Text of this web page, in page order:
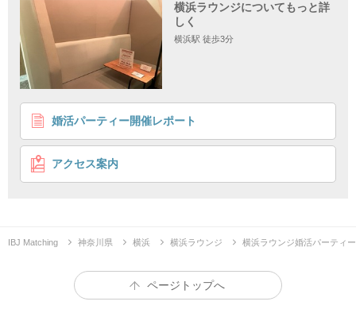
1 2
《自衛官・消防士の方との出会いも!?》
結婚前向き＆職場で出会いが無い方
仕事柄出会いが少ない 1年以内に結婚
横浜ラウンジについてもっと詳
しく
横浜駅 徒歩3分
婚活パーティー開催レポート
アクセス案内
IBJ Matching 神奈川県 横浜 横浜ラウンジ 横浜ラウンジ婚活パーティ
ページトップへ